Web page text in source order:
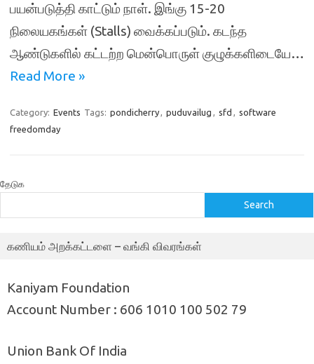
பயன்படுத்தி காட்டும் நாள். இங்கு 15-20
நிலையகங்கள் (Stalls) வைக்கப்படும். கடந்த
ஆண்டுகளில் கட்டற்ற மென்பொருள் குழுக்களிடையே…
Read More »
Category: Events Tags: pondicherry, puduvailug , sfd , software
freedomday
தேடுக
Search
கணியம் அறக்கட்டளை – வங்கி விவரங்கள்
Kaniyam Foundation
Account Number : 606 1010 100 502 79
Union Bank Of India